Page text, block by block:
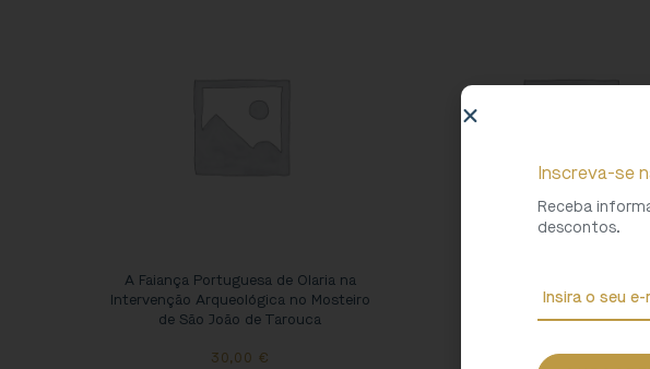
A Faiança Portuguesa de Olaria na
Intervenção Arqueológica no Mosteiro
de São João de Tarouca
30,00 €
14,00€
Inscreva-se
Receba
descontos.